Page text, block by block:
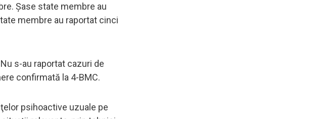
Şase state membre au
membre au raportat cinci
s-au raportat cazuri de
confirmată la 4-BMC.
psihoactive uzuale pe